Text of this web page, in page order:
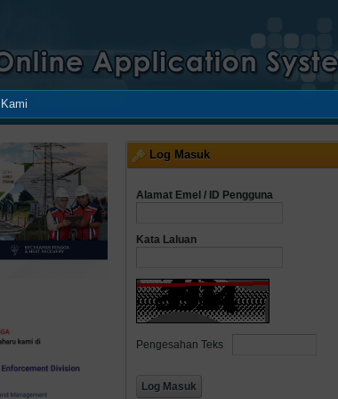
Log Masuk
Alamat Emel / ID Pengguna
Kata Laluan
Pengesahan Teks